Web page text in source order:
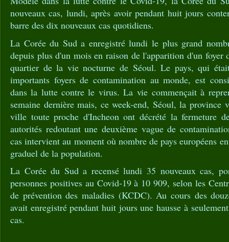
nouveaux cas, lundi, après avoir pendant huit jours
barre des dix nouveaux cas quotidiens.
La Corée du Sud a enregistré lundi le plus grand
depuis plus d'un mois en raison de l'apparition d'un foyer
quartier de la vie nocturne de Séoul. Le pays, qui
importants foyers de contamination au monde, est
dans la lutte contre le virus. La vie commençait à
semaine dernière mais, ce week-end, Séoul, la province
ville toute proche d'Incheon ont décrété la fermeture
autorités redoutant une deuxième vague de
cas intervient au moment où nombre de pays européens
graduel de la population.
La Corée du Sud a recensé lundi 35 nouveaux cas,
personnes positives au Covid-19 à 10 909, selon les
de prévention des maladies (KCDC). Au cours des
avait enregistré pendant huit jours une hausse à
cas.